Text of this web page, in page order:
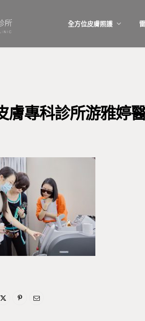
全方位皮膚照護
膚專科診所游雅婷